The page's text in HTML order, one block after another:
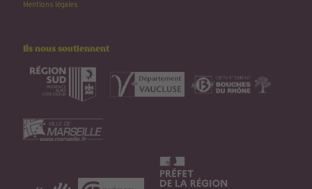
Mentions légales
Ils nous soutiennent